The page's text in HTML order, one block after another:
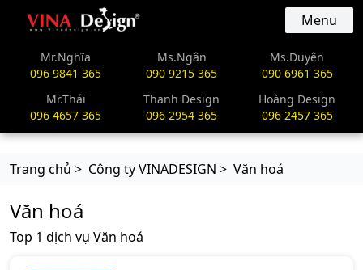
vinadesign.vn Menu
Mr.Nghĩa
096 9841 365
Ms.Ngân
090 9215 365
Ms.Duyên
090 6961 365
Mr.Thái
096 4657 365
Thanh Design
096 2954 365
Hoàng Design
096 2457 365
Trang chủ > Công ty VINADESIGN > Văn hoá
Văn hoá
Top 1 dịch vụ Văn hoá